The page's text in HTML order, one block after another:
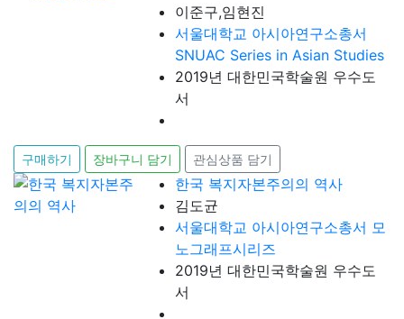
이준구,임현진
서울대학교 아시아연구소총서
SNUAC Series in Asian Studies
2019년 대한민국학술원 우수도
서
구매하기 장바구니 담기 관심상품 담기
한국 복지자본주의의 역사
김도균
서울대학교 아시아연구소총서 모
노그래프시리즈
2019년 대한민국학술원 우수도
서